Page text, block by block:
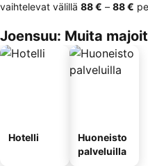
vaihtelevat välillä ‎88 € – ‎88 €
Joensuu: Muita
Hotelli
Huoneisto
palveluilla